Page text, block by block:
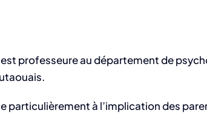
professeure au département de
particulièrement à l’implication des